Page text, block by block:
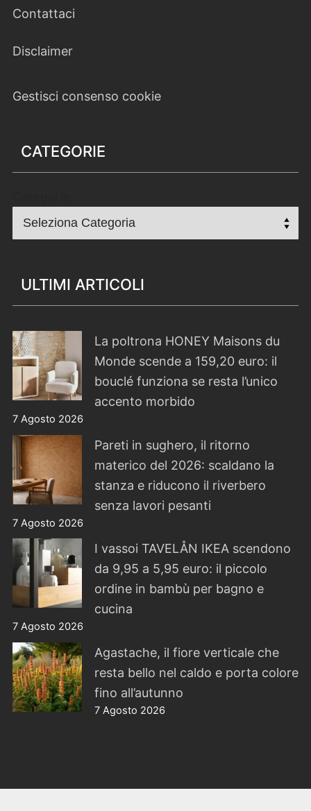
Contattaci
Disclaimer
Gestisci consenso cookie
CATEGORIE
ULTIMI ARTICOLI
La poltrona HONEY Maisons du
Monde scende a 159,20 euro: il
bouclé funziona se resta l’unico
accento morbido
7 Agosto 2026
Pareti in sughero, il ritorno
materico del 2026: scaldano la
stanza e riducono il riverbero
senza lavori pesanti
7 Agosto 2026
I vassoi TAVELÅN IKEA scendono
da 9,95 a 5,95 euro: il piccolo
ordine in bambù per bagno e
cucina
7 Agosto 2026
Agastache, il fiore verticale che
resta bello nel caldo e porta colore
fino all’autunno
7 Agosto 2026